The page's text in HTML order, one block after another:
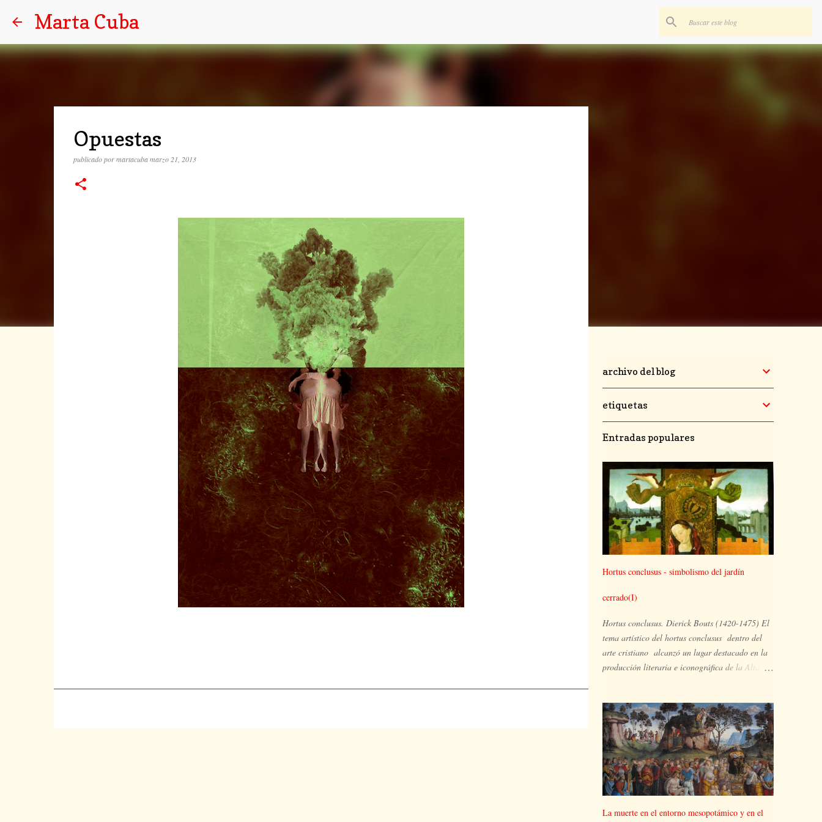
Marta Cuba
Opuestas
publicado pormartacuba marzo 21, 2013
archivo del blog
etiquetas
Entradas populares
Hortus conclusus - simbolismo del jardín
cerrado(I)
Hortus conclusus. Dierick Bouts (1420-1475) El
tema artístico del hortus conclusus dentro del
arte cristiano alcanzó un lugar destacado en la
producción literaria e iconográfica de la Alta
hermético es el espacio ocupado por María y su
hijo, en un lugar apartado, aislado y
paradisíaco, un vergel en plena floración en el
que pueden aparecer también otras imágenes
simbólicas de la plenitud de María y extraídas
del Antiguo Testamento, tales como la zarza que
arde pero no se consume, la puerta cerrada de la
visión de Ezequiel, el pozo de agua viva, la
La muerte en el entorno mesopotámico y en el